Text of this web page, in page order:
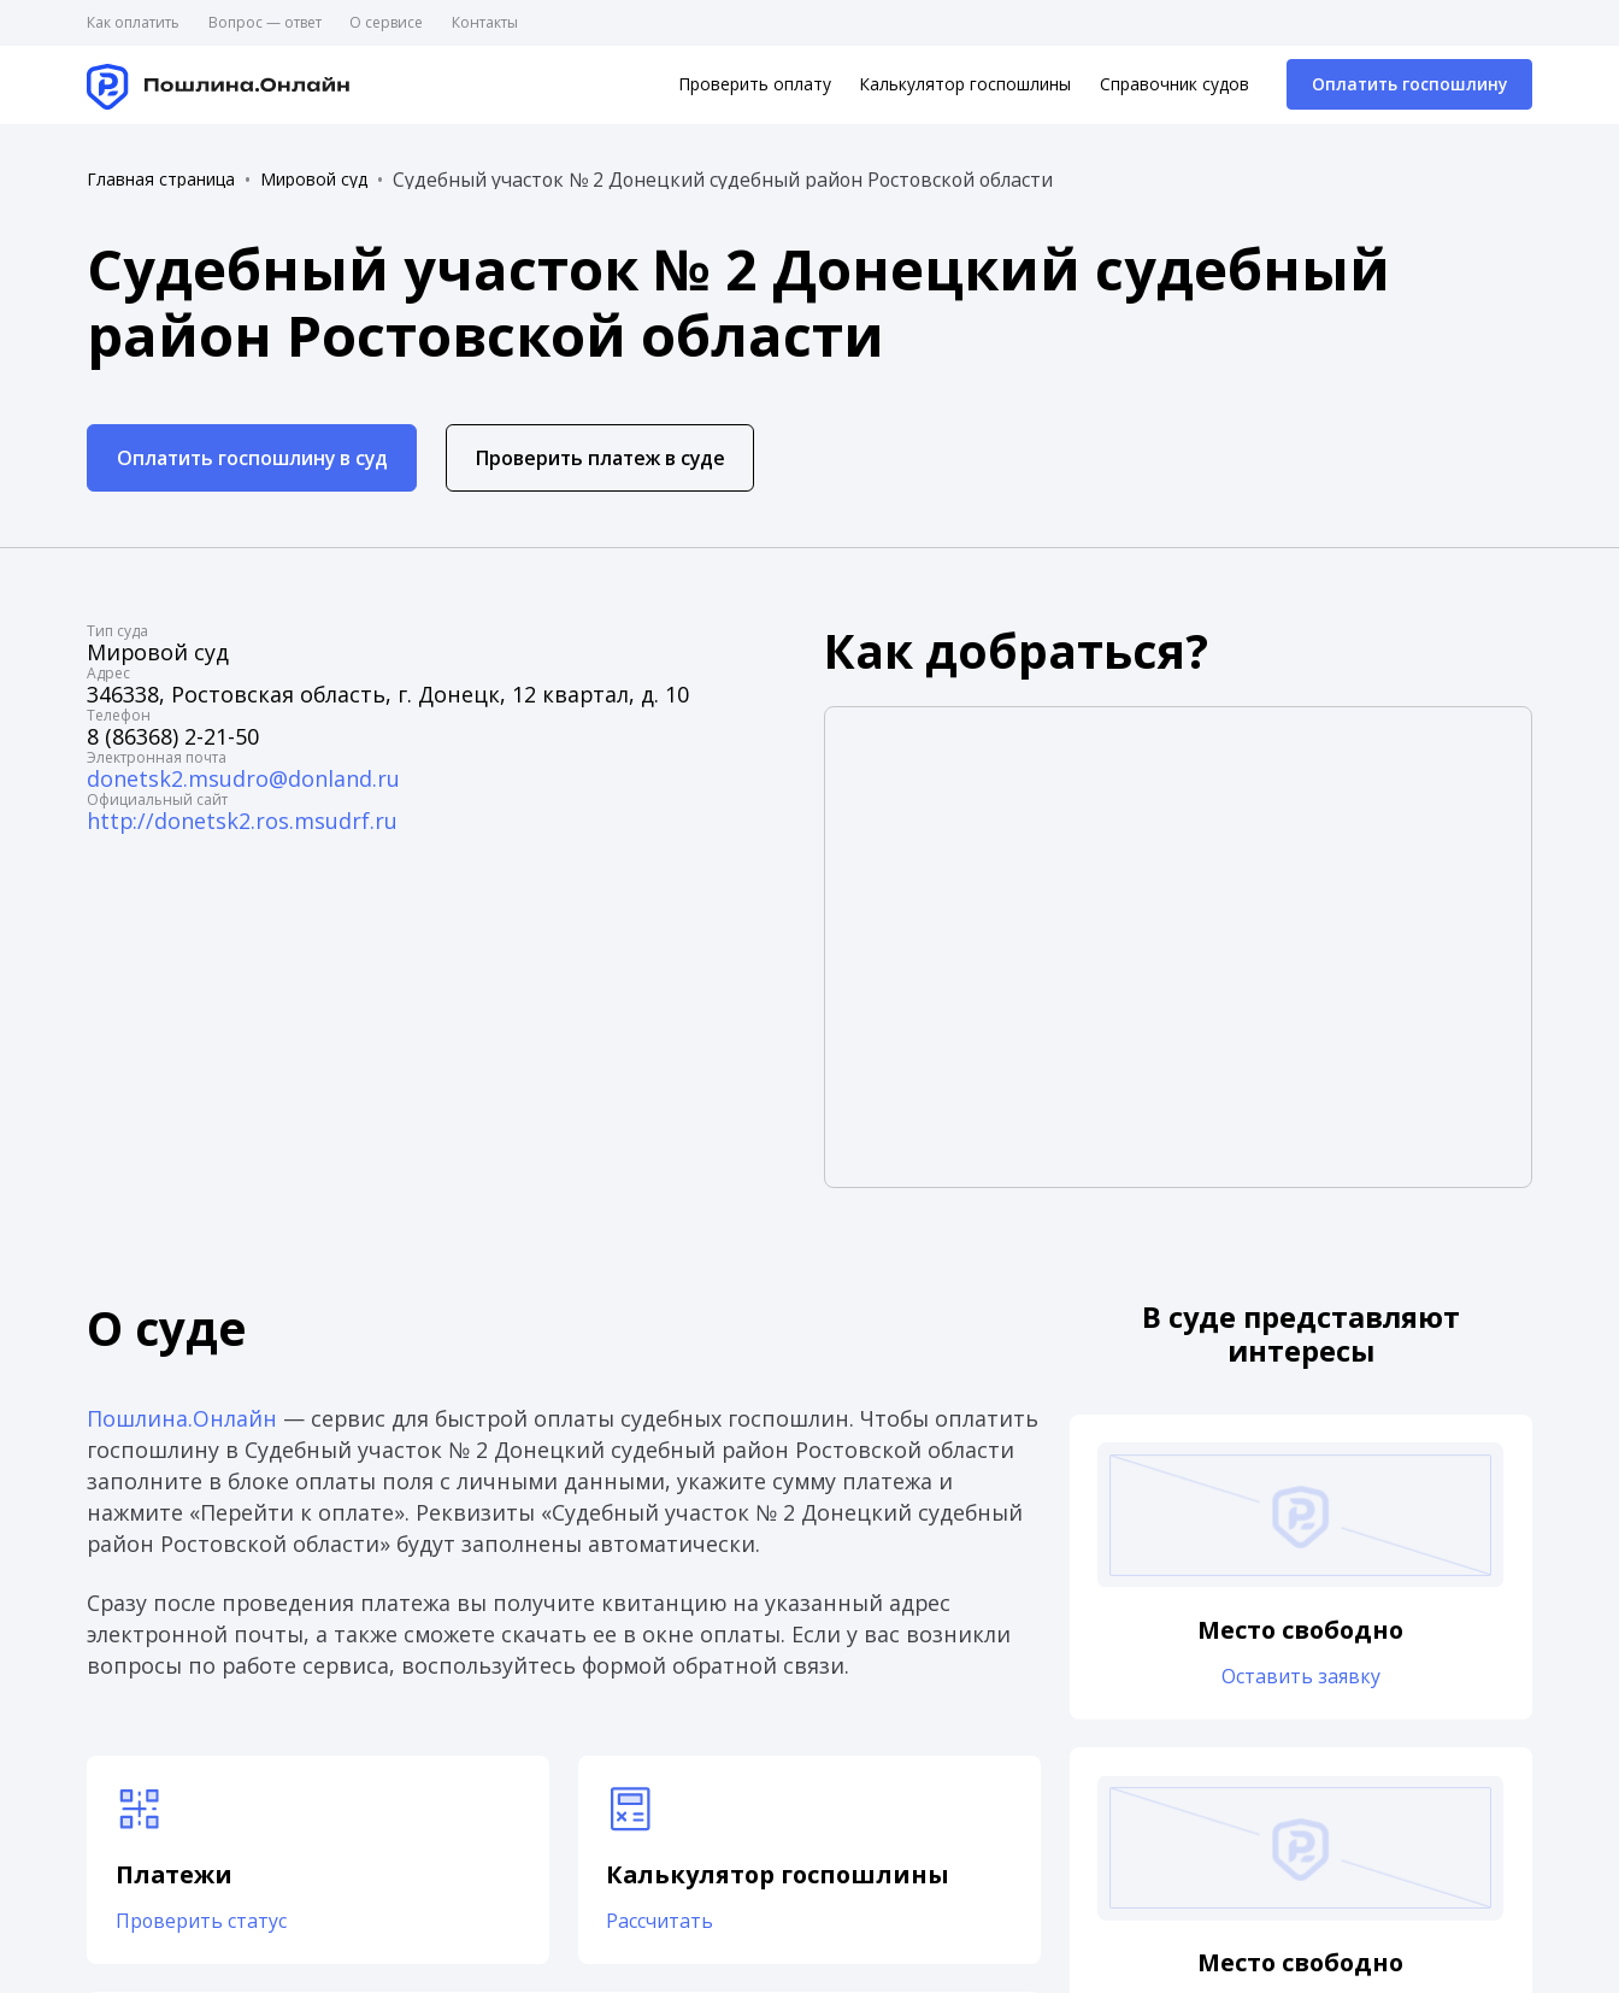
Как оплатить Вопрос — ответ О сервисе Контакты
Проверить оплату Калькулятор госпошлины Справочник судов Оплатить госпошлину
Главная страница Мировой суд Судебный участок № 2 Донецкий судебный район Ростовской области
Судебный участок № 2 Донецкий судебный
район Ростовской области
Оплатить госпошлину в суд Проверить платеж в суде
Tип суда
Мировой суд
Адрес
346338, Ростовская область, г. Донецк, 12 квартал, д. 10
Телефон
8 (86368) 2-21-50
Электронная почта
donetsk2.msudro@donland.ru
Официальный сайт
http://donetsk2.ros.msudrf.ru
Как добраться?
О суде
Пошлина.Онлайн — сервис для быстрой оплаты судебных госпошлин. Чтобы оплатить
госпошлину в Судебный участок № 2 Донецкий судебный район Ростовской области
заполните в блоке оплаты поля с личными данными, укажите сумму платежа и
нажмите «Перейти к оплате». Реквизиты «Судебный участок № 2 Донецкий судебный
район Ростовской области» будут заполнены автоматически.
Сразу после проведения платежа вы получите квитанцию на указанный адрес
электронной почты, а также сможете скачать ее в окне оплаты. Если у вас возникли
вопросы по работе сервиса, воспользуйтесь формой обратной связи.
Платежи
Проверить статус
Калькулятор госпошлины
Рассчитать
В суде представляют
интересы
Место свободно
Оставить заявку
Место свободно